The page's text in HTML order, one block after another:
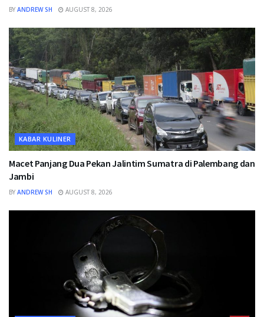
BY ANDREW SH AUGUST 8, 2026
KABAR KULINER
Macet Panjang Dua Pekan Jalintim Sumatra di Palembang dan
Jambi
BY ANDREW SH AUGUST 8, 2026